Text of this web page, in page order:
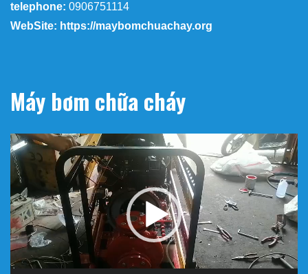
telephone: 0906751114
WebSite: https://maybomchuachay.org
Máy bơm chữa cháy
Trình
chơi
Video